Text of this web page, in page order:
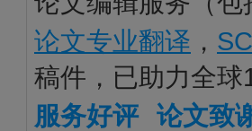
论文专业翻译 ，
稿件，已助力全
服务好评
论文致